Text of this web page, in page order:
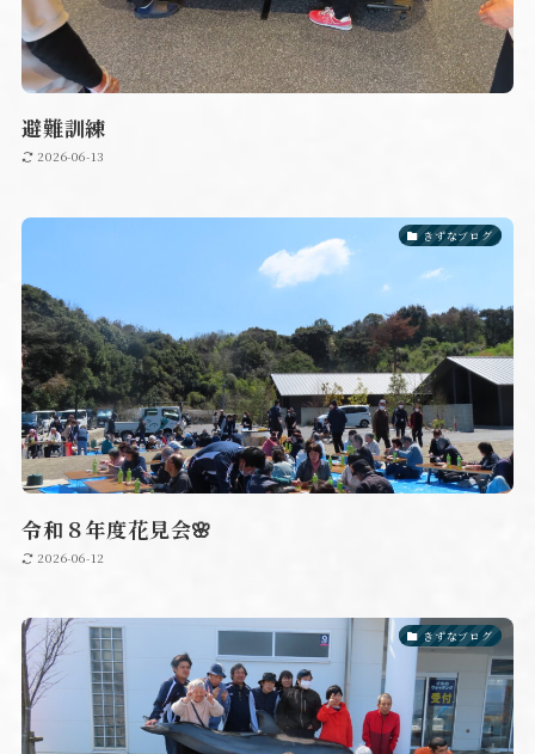
避難訓練
2026-06-13
きずなブログ
令和８年度花見会🌸
2026-06-12
きずなブログ